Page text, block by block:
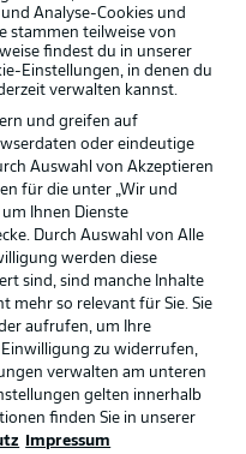
Voreinstellungen verwalten
Nutzungsbedingungen
Jobs
Partner
Liveticker
Analyse-Cookies und
stammen teilweise von
findest du in unserer
Einstellungen, in denen du
verwalten kannst.
und greifen auf
oder eindeutige
Auswahl von Akzeptieren
für die unter „Wir und
Ihnen Dienste
Durch Auswahl von Alle
werden diese
sind, sind manche Inhalte
mehr so relevant für Sie. Sie
aufrufen, um Ihre
zu widerrufen,
verwalten am unteren
gelten innerhalb
finden Sie in unserer
Impressum